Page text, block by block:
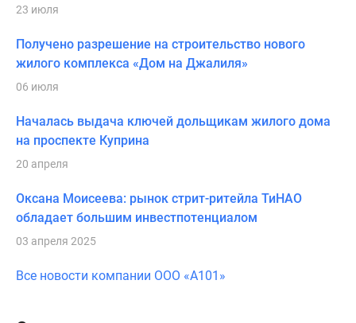
23 июля
Получено разрешение на строительство нового
жилого комплекса «Дом на Джалиля»
06 июля
Началась выдача ключей дольщикам жилого дома
на проспекте Куприна
20 апреля
Оксана Моисеева: рынок стрит-ритейла ТиНАО
обладает большим инвестпотенциалом
03 апреля 2025
Все новости компании ООО «А101»